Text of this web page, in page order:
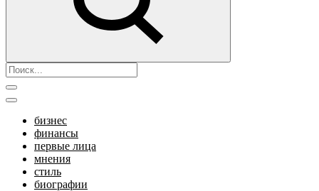
бизнес
финансы
первые лица
мнения
стиль
биографии